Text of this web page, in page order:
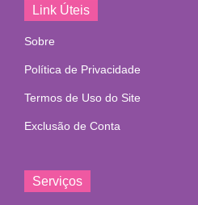
Link Úteis
Sobre
Política de Privacidade
Termos de Uso do Site
Exclusão de Conta
Serviços